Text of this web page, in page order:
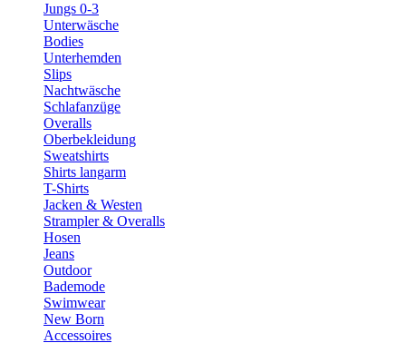
Jungs 0-3
Unterwäsche
Bodies
Unterhemden
Slips
Nachtwäsche
Schlafanzüge
Overalls
Oberbekleidung
Sweatshirts
Shirts langarm
T-Shirts
Jacken & Westen
Strampler & Overalls
Hosen
Jeans
Outdoor
Bademode
Swimwear
New Born
Accessoires